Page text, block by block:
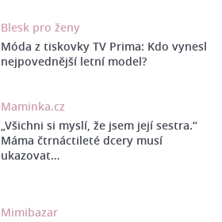
Blesk pro ženy
Móda z tiskovky TV Prima: Kdo vynesl
nejpovednější letní model?
Maminka.cz
„Všichni si myslí, že jsem její sestra.“
Máma čtrnáctileté dcery musí
ukazovat…
Mimibazar